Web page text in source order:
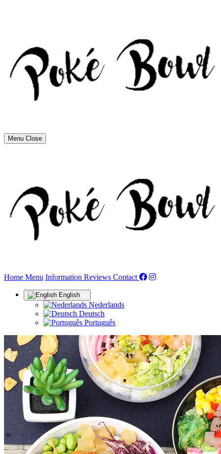
Menu Close
Home (current)
Menu Information Reviews Contact
English
Nederlands
Deutsch
Português